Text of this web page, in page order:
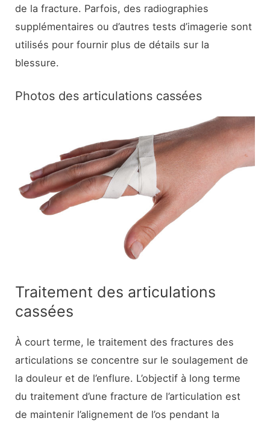
de la fracture. Parfois, des radiographies
supplémentaires ou d’autres tests d’imagerie sont
utilisés pour fournir plus de détails sur la
blessure.
Photos des articulations cassées
Traitement des articulations
cassées
À court terme, le traitement des fractures des
articulations se concentre sur le soulagement de
la douleur et de l’enflure. L’objectif à long terme
du traitement d’une fracture de l’articulation est
de maintenir l’alignement de l’os pendant la